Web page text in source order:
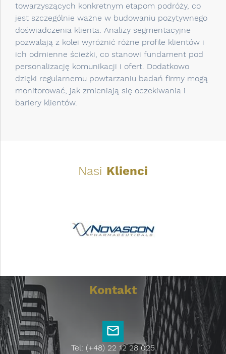
towarzyszących konkretnym etapom podróży, co
jest szczególnie ważne w budowaniu pozytywnego
doświadczenia klienta. Analizy segmentacyjne
pozwalają z kolei wyróżnić różne profile klientów i
ich odmienne ścieżki, co stanowi fundament pod
personalizację komunikacji i ofert. Dodatkowo
dzięki regularnemu powtarzaniu badań firmy mogą
monitorować, jak zmieniają się oczekiwania i
bariery klientów.
Nasi Klienci
Kontakt
Tel: (+48) 22 12 28 025